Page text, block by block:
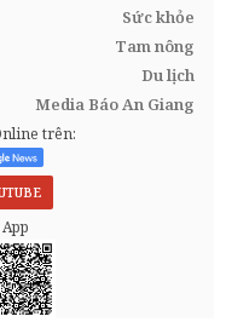
Sức khỏe
Tam nông
Du lịch
Media Báo An Giang
trên: